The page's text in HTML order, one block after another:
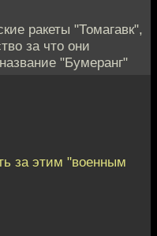
ракеты "Томагавк",
за что они
"Бумеранг"
за этим "военным